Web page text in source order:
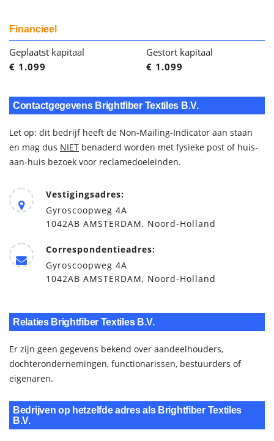
Financieel
Geplaatst kapitaal
€ 1.099
Gestort kapitaal
€ 1.099
Contactgegevens Brightfiber Textiles B.V.
Let op: dit bedrijf heeft de Non-Mailing-Indicator aan staan
en mag dus NIET benaderd worden met fysieke post of huis-
aan-huis bezoek voor reclamedoeleinden.
Vestigingsadres:
Gyroscoopweg 4A
1042AB AMSTERDAM, Noord-Holland
Correspondentieadres:
Gyroscoopweg 4A
1042AB AMSTERDAM, Noord-Holland
Relaties Brightfiber Textiles B.V.
Er zijn geen gegevens bekend over aandeelhouders,
dochterondernemingen, functionarissen, bestuurders of
eigenaren.
Bedrijven op hetzelfde adres als Brightfiber Textiles
B.V.